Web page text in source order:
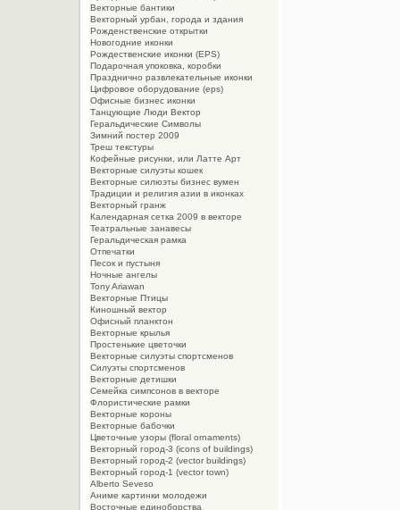
Векторные бантики
Векторный урбан, города и здания
Рожденственские открытки
Новогодние иконки
Рождественские иконки (EPS)
Подарочная упоковка, коробки
Празднично развлекательные иконки
Цифровое оборудование (eps)
Офисные бизнес иконки
Танцующие Люди Вектор
Геральдические Символы
Зимний постер 2009
Треш текстуры
Кофейные рисунки, или Латте Арт
Векторные силуэты кошек
Векторные силюэты бизнес вумен
Традиции и религия азии в иконках
Векторный гранж
Календарная сетка 2009 в векторе
Театральные занавесы
Геральдическая рамка
Отпечатки
Песок и пустыня
Ночные ангелы
Tony Ariawan
Векторные Птицы
Киношный вектор
Офисный планктон
Векторные крылья
Простенькие цветочки
Векторные силуэты спортсменов
Силуэты спортсменов
Векторные детишки
Семейка симпсонов в векторе
Флористические рамки
Векторные короны
Векторные бабочки
Цветочные узоры (floral ornaments)
Векторный город-3 (icons of buildings)
Векторный город-2 (vector buildings)
Векторный город-1 (vector town)
Alberto Seveso
Aниме картинки молодежи
Восточные единоборства